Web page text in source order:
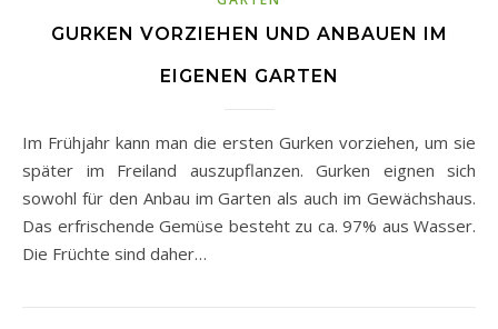
GURKEN VORZIEHEN UND ANBAUEN IM
EIGENEN GARTEN
Im Frühjahr kann man die ersten Gurken vorziehen, um sie
später im Freiland auszupflanzen. Gurken eignen sich
sowohl für den Anbau im Garten als auch im Gewächshaus.
Das erfrischende Gemüse besteht zu ca. 97% aus Wasser.
Die Früchte sind daher…